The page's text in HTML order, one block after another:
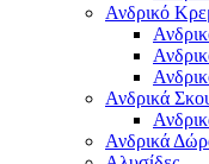
Ανδρικό
Ανδρικά
Ανδρικά